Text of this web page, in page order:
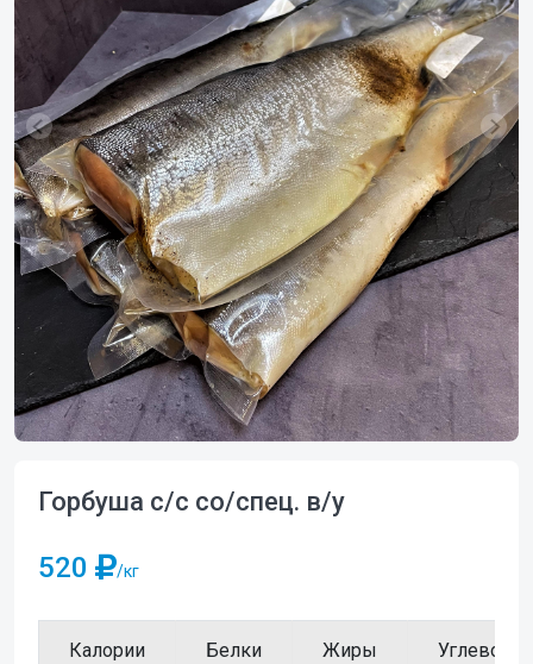
Горбуша с/с со/спец. в/у
520 /кг
Калории Белки Жиры Углеводы